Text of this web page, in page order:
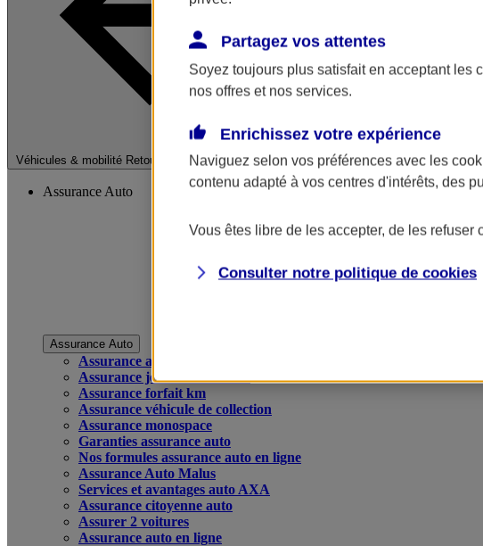
Véhicules & mobilité Retour à la section précédente
Fermer le menu principal
Assurance Auto
Assurance Auto
Assurance auto
Assurance jeune conducteur
Assurance forfait km
Assurance véhicule de collection
Assurance monospace
Garanties assurance auto
Nos formules assurance auto en ligne
Assurance Auto Malus
Services et avantages auto AXA
Assurance citoyenne auto
Assurer 2 voitures
Assurance auto en ligne
Partagez vos attentes
Soyez toujours plus satisfait en acceptant les
nos offres et nos services.
Enrichissez votre expérience
Naviguez selon vos préférences avec les
contenu adapté à vos centres d'intérêts, des
Vous êtes libre de les accepter, de les
Consulter notre politique de cookies